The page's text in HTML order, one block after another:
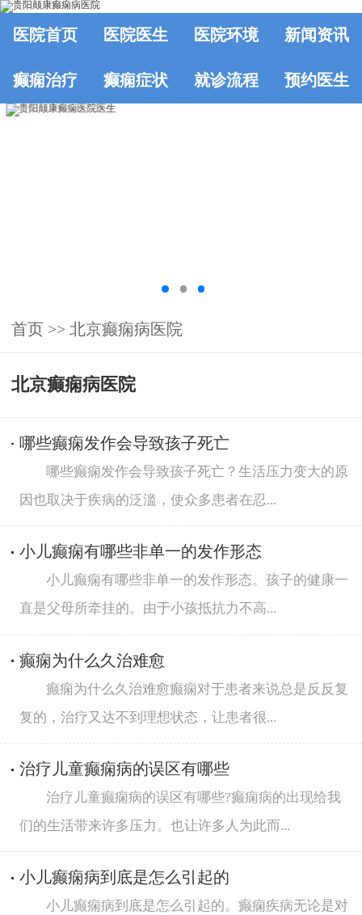
医院首页 医院医生 医院环境 新闻资讯
癫痫治疗 癫痫症状 就诊流程 预约医生
首页 >> 北京癫痫病医院
北京癫痫病医院
哪些癫痫发作会导致孩子死亡
哪些癫痫发作会导致孩子死亡？生活压力变大的原
因也取决于疾病的泛滥，使众多患者在忍...
小儿癫痫有哪些非单一的发作形态
小儿癫痫有哪些非单一的发作形态。孩子的健康一
直是父母所牵挂的。由于小孩抵抗力不高...
癫痫为什么久治难愈
癫痫为什么久治难愈癫痫对于患者来说总是反反复
复的，治疗又达不到理想状态，让患者很...
治疗儿童癫痫病的误区有哪些
治疗儿童癫痫病的误区有哪些?癫痫病的出现给我
们的生活带来许多压力。也让许多人为此而...
小儿癫痫病到底是怎么引起的
小儿癫痫病到底是怎么引起的。癫痫疾病无论是对